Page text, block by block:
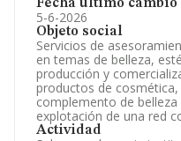
Fecha último cambio
5-6-2026
Objeto social
Servicios de
en temas de belleza,
producción y
productos de
complemento de
explotación de una red
Actividad